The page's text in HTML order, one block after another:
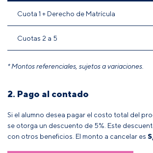
Cuota 1 + Derecho de Matrícula
Cuotas 2 a 5
* Montos referenciales, sujetos a variaciones.
2. Pago al contado
Si el alumno desea pagar el costo total del
se otorga un descuento de 5%. Este
con otros beneficios. El monto a cancelar es